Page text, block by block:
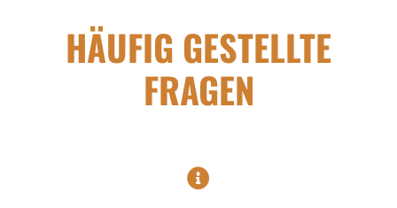
HÄUFIG GESTELLTE
FRAGEN